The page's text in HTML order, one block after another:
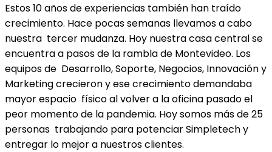
Estos 10 años de experiencias también han traído
crecimiento. Hace pocas semanas llevamos a cabo
nuestra tercer mudanza. Hoy nuestra casa central se
encuentra a pasos de la rambla de Montevideo. Los
equipos de Desarrollo, Soporte, Negocios, Innovación y
Marketing crecieron y ese crecimiento demandaba
mayor espacio físico al volver a la oficina pasado el
peor momento de la pandemia. Hoy somos más de 25
personas trabajando para potenciar Simpletech y
entregar lo mejor a nuestros clientes.